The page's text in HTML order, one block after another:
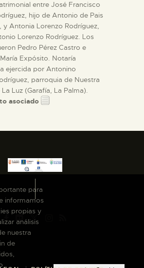
entre José Francisco
hijo de Antonio de Pais
y Antonia Lorenzo Rodríguez,
Lorenzo Rodríguez. Los
Pedro Pérez Castro e
Expósito. Notaría
ejercida por Antonino
parroquia de Nuestra
Luz (Garafía, La Palma).
asociado
para
informamos
propias y
análisis
nuestra
de